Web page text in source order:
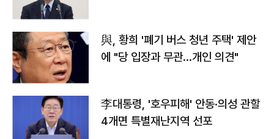
與, 황희 '폐기 버스 청년 주택' 제안
에 "당 입장과 무관…개인 의견"
李대통령, '호우피해' 안동·의성 관할
4개면 특별재난지역 선포